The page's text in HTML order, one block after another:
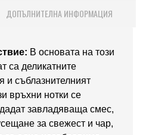
ДОПЪЛНИТЕЛНА ИНФОРМАЦИЯ
В основата на този
са деликатните
и съблазнителният
връхни нотки се
завладяваща смес,
за свежест и чар,